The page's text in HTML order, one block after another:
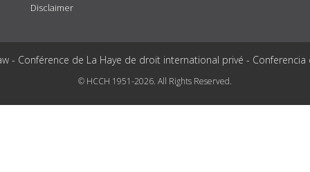
Disclaimer
- Conférence de La Haye de droit international privé -
© HCCH 1951-2026. All Rights Reserved.